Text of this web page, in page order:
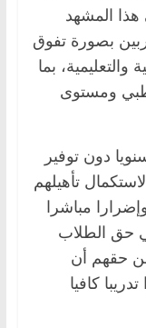
هذا المشهد
بصورة تفوق
بما
ومستوى
دون توفير
تأهيلهم
مباشرا
حق الطلاب
حقهم أن
كافيا